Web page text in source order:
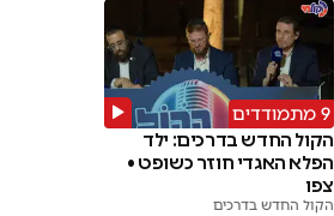
9 מתמודדים
הקול החדש בדרכים: ילד
הפלא האגדי חוזר כשופט •
צפו
הקול החדש בדרכים